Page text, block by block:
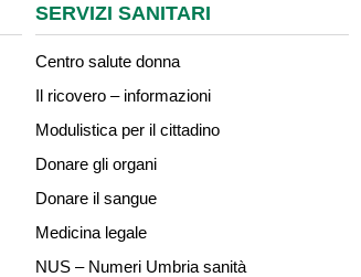
SERVIZI SANITARI
Centro salute donna
Il ricovero – informazioni
Modulistica per il cittadino
Donare gli organi
Donare il sangue
Medicina legale
NUS – Numeri Umbria sanità